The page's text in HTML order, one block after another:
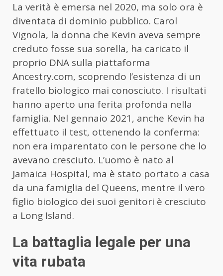
La verità è emersa nel 2020, ma solo ora è
diventata di dominio pubblico. Carol
Vignola, la donna che Kevin aveva sempre
creduto fosse sua sorella, ha caricato il
proprio DNA sulla piattaforma
Ancestry.com, scoprendo l’esistenza di un
fratello biologico mai conosciuto. I risultati
hanno aperto una ferita profonda nella
famiglia. Nel gennaio 2021, anche Kevin ha
effettuato il test, ottenendo la conferma:
non era imparentato con le persone che lo
avevano cresciuto. L’uomo è nato al
Jamaica Hospital, ma è stato portato a casa
da una famiglia del Queens, mentre il vero
figlio biologico dei suoi genitori è cresciuto
a Long Island.
La battaglia legale per una
vita rubata